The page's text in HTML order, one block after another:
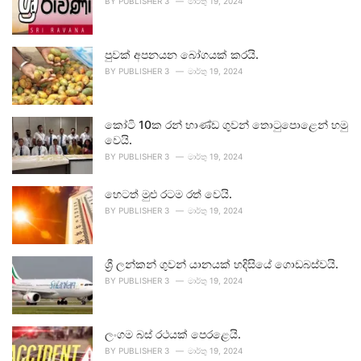
පුවක් අපනයන බෝගයක් කරයි.
BY PUBLISHER 3 මාර්තු 19, 2024
කෝටි 10ක රන් භාණ්ඩ ගුවන් තොටුපොළෙන් හමු
වෙයි.
BY PUBLISHER 3 මාර්තු 19, 2024
හෙටත් මුළු රටම රත් වෙයි.
BY PUBLISHER 3 මාර්තු 19, 2024
ශ්‍රී ලන්කන් ගුවන් යානයක් හදිසියේ ගොඩබස්වයි.
BY PUBLISHER 3 මාර්තු 19, 2024
ලංගම බස් රථයක් පෙරළෙයි.
BY PUBLISHER 3 මාර්තු 19, 2024